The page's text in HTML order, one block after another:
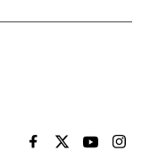
EL PAÍS BRASIL EN
EL PAÍSEL PAÍS
EL